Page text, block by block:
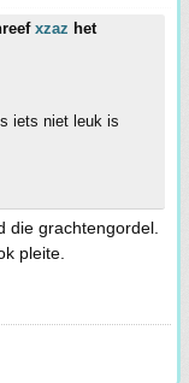
xzaz het
iets niet leuk is
die grachtengordel.
pleite.